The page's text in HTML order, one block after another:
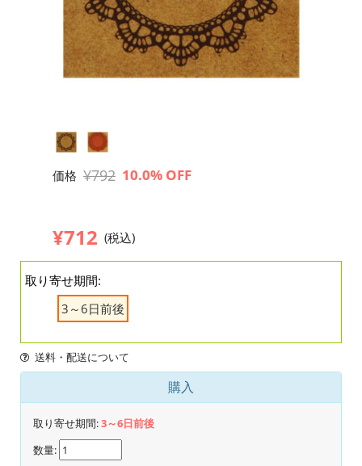
価格 ¥792 10.0% OFF
¥712 (税込)
取り寄せ期間:
3～6日前後
送料・配送について
購入
取り寄せ期間:3～6日前後
数量: